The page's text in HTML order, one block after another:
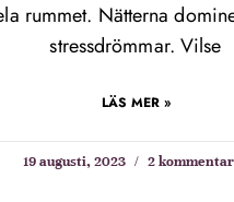
rummet. Nätterna
stressdrömmar. Vilse
LÄS MER »
19 augusti, 2023 2